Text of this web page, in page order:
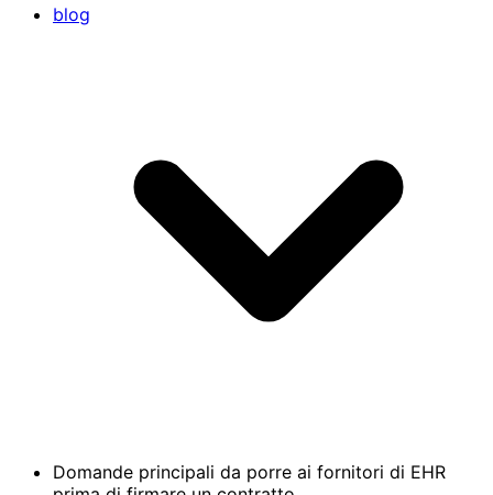
blog
Domande principali da porre ai fornitori di EHR